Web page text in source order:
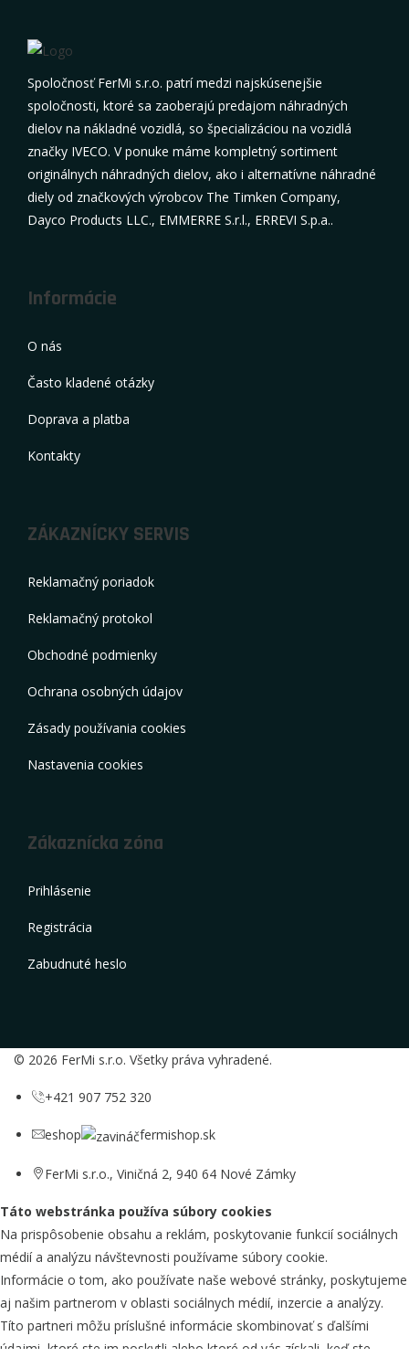
Spoločnosť FerMi s.r.o. patrí medzi najskúsenejšie
spoločnosti, ktoré sa zaoberajú predajom náhradných
dielov na nákladné vozidlá, so špecializáciou na vozidlá
značky IVECO. V ponuke máme kompletný sortiment
originálnych náhradných dielov, ako i alternatívne náhradné
diely od značkových výrobcov The Timken Company,
Dayco Products LLC., EMMERRE S.r.l., ERREVI S.p.a..
Informácie
O nás
Často kladené otázky
Doprava a platba
Kontakty
ZÁKAZNÍCKY SERVIS
Reklamačný poriadok
Reklamačný protokol
Obchodné podmienky
Ochrana osobných údajov
Zásady používania cookies
Nastavenia cookies
Zákaznícka zóna
Prihlásenie
Registrácia
Zabudnuté heslo
© 2026 FerMi s.r.o. Všetky práva vyhradené.
+421 907 752 320
eshop fermishop.sk
FerMi s.r.o., Viničná 2, 940 64 Nové Zámky
Táto webstránka používa súbory cookies
Na prispôsobenie obsahu a reklám, poskytovanie funkcií sociálnych
médií a analýzu návštevnosti používame súbory cookie.
Informácie o tom, ako používate naše webové stránky, poskytujeme
aj našim partnerom v oblasti sociálnych médií, inzercie a analýzy.
Títo partneri môžu príslušné informácie skombinovať s ďalšími
údajmi, ktoré ste im poskytli alebo ktoré od vás získali, keď ste